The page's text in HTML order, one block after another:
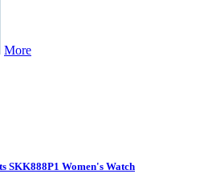
More
SKK888P1 Women's Watch